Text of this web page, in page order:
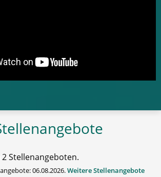
Stellenangeboten.
06.08.2026.Weitere Stellenangebote